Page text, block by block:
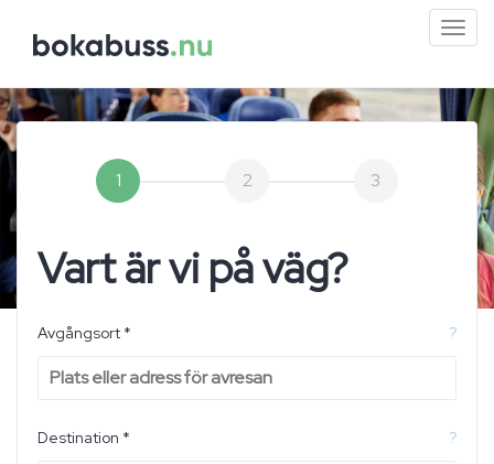
1 2 3
Vart är vi på väg?
Avgångsort * ?
Destination * ?